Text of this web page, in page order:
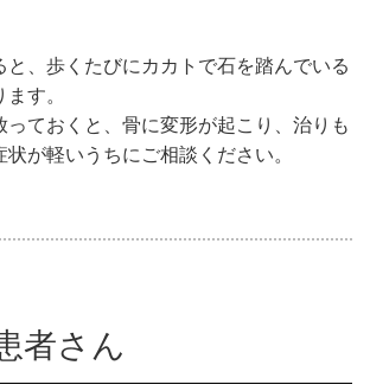
、歩くたびにカカトで石を踏んでいる
す。
ておくと、骨に変形が起こり、治りも
が軽いうちにご相談ください。
者さん